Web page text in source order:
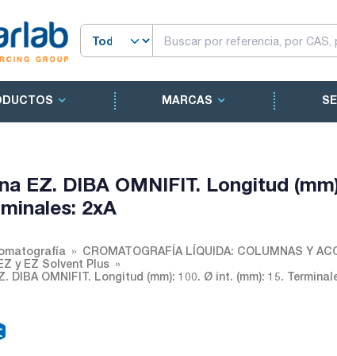
MARCAS
EZ. DIBA OMNIFIT. Longitud
2xA
CROMATOGRAFÍA LÍQUIDA: COLUMNAS Y
y EZ Solvent Plus
DIBA OMNIFIT. Longitud (mm): 100. Ø int. (mm): 15.